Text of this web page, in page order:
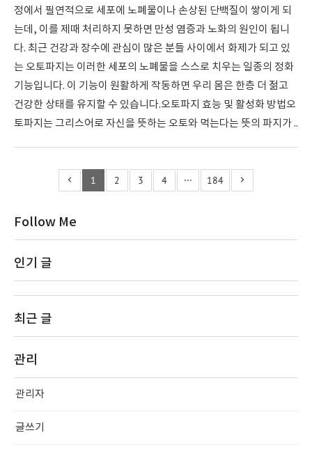
정에서 필연적으로 세포에 노폐물이나 손상된 단백질이 쌓이게 되
는데, 이를 제때 처리하지 못하면 만성 염증과 노화의 원인이 됩니
다. 최근 건강과 장수에 관심이 많은 분들 사이에서 화제가 되고 있
는 오토파지는 이러한 세포의 노폐물을 스스로 치우는 일종의 정화
기능입니다. 이 기능이 원활하게 작동하면 우리 몸은 한층 더 젊고
건강한 상태를 유지할 수 있습니다.오토파지 효능 및 활성화 방법오
토파지는 그리스어로 자신을 뜻하는 오토와 먹는다는 뜻의 파지가 ..
1 2 3 4 ··· 184
Follow Me
인기 글
최근 글
관리
관리자
글쓰기